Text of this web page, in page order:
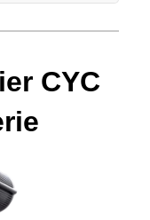
CYC